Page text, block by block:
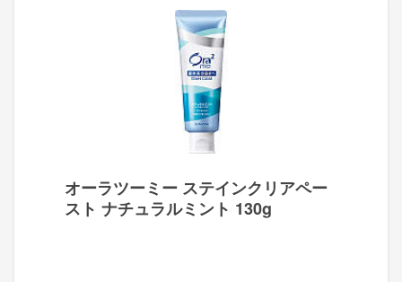
オーラツーミー ステインクリアペー
スト ナチュラルミント 130g